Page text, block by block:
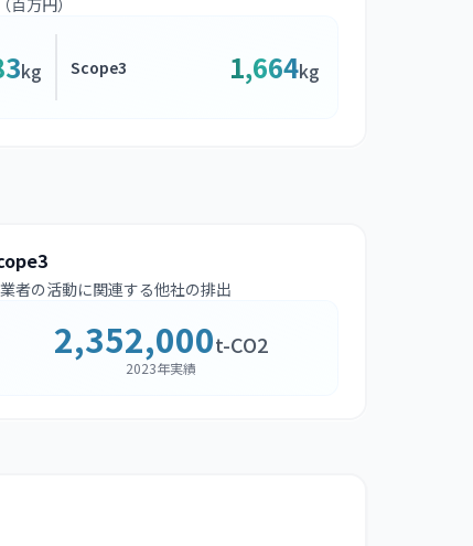
万円）
kg Scope3 1,664kg
者の活動に関連する他社の排出
2,352,000t-CO2
2023年実績